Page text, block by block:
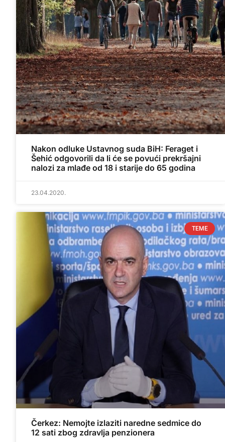
Nakon odluke Ustavnog suda BiH: Feraget i
Šehić odgovorili da li će se povući prekršajni
nalozi za mlađe od 18 i starije do 65 godina
23.04.2020.
TEME
Čerkez: Nemojte izlaziti naredne sedmice do
12 sati zbog zdravlja penzionera